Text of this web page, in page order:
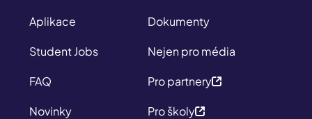
Aplikace
Student Jobs
FAQ
Novinky
Dokumenty
Nejen pro média
Pro partnery
Pro školy